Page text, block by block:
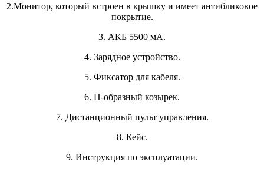
2.Монитор, который встроен в крышку и имеет антибликовое
покрытие.
3. АКБ 5500 мА.
4. Зарядное устройство.
5. Фиксатор для кабеля.
6. П-образный козырек.
7. Дистанционный пульт управления.
8. Кейс.
9. Инструкция по эксплуатации.